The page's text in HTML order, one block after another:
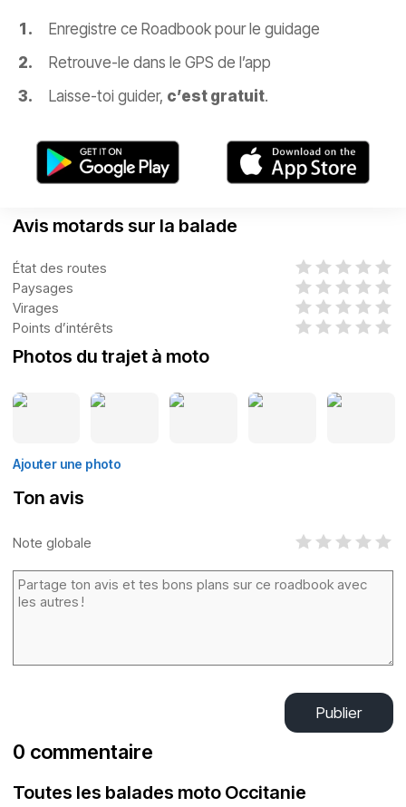
Enregistre ce Roadbook pour le guidage
Retrouve-le dans le GPS de l’app
Laisse-toi guider, c’est gratuit.
Avis motards sur la balade
État des routes
Paysages
Virages
Points d’intérêts
Photos du trajet à moto
Ajouter une photo
Ton avis
Note globale
Publier
0 commentaire
Toutes les balades moto Occitanie